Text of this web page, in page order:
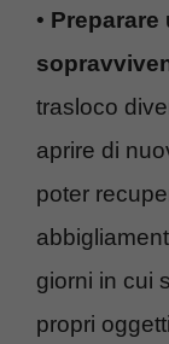
•
trasloco
aprire di
poter
giorni in cui
propri